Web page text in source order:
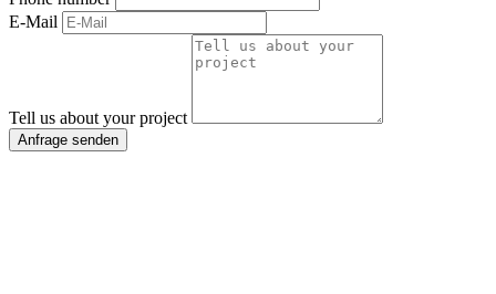
E-Mail
Tell us about your project
Anfrage senden